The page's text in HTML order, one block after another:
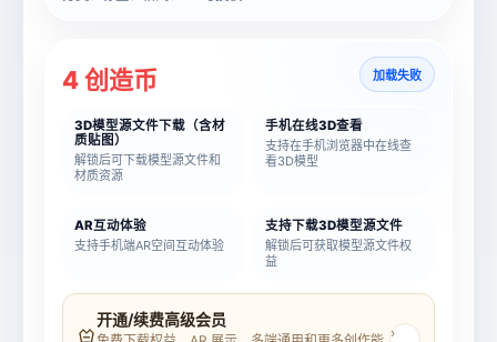
模型名称
4 创造币 加载失败
3D模型源文件下载（含材
质贴图）
解锁后可下载模型源文件和
材质资源
手机在线3D查看
支持在手机浏览器中在线查
看3D模型
AR互动体验
支持手机端AR空间互动体验
支持下载3D模型源文件
解锁后可获取模型源文件权
益
开通/续费高级会员
›